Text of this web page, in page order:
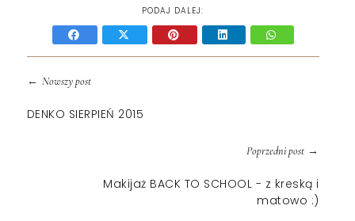
PODAJ DALEJ:
← Nowszy post
DENKO SIERPIEŃ 2015
Poprzedni post→
Makijaż BACK TO SCHOOL - z kreską i
matowo :)